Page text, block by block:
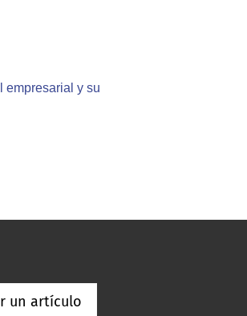
empresarial y su
un artículo